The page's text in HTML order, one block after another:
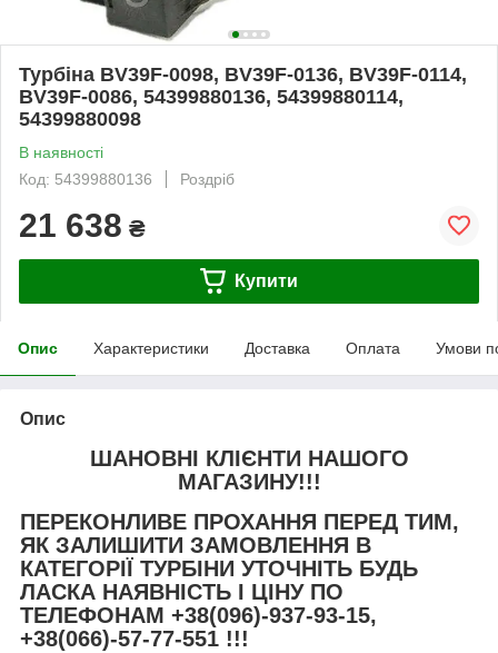
Турбіна BV39F-0098, BV39F-0136, BV39F-0114,
BV39F-0086, 54399880136, 54399880114,
54399880098
В наявності
Код: 54399880136
Роздріб
21 638 ₴
Купити
Опис Характеристики Доставка Оплата Умови
Опис
ШАНОВНІ КЛІЄНТИ НАШОГО
МАГАЗИНУ!!!
ПЕРЕКОНЛИВЕ ПРОХАННЯ ПЕРЕД ТИМ,
ЯК ЗАЛИШИТИ ЗАМОВЛЕННЯ В
КАТЕГОРІЇ ТУРБІНИ УТОЧНІТЬ БУДЬ
ЛАСКА НАЯВНІСТЬ І ЦІНУ ПО
ТЕЛЕФОНАМ +38(096)-937-93-15,
+38(066)-57-77-551 !!!